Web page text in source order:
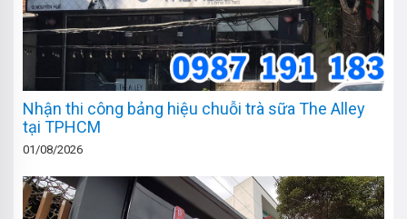
Nhận thi công bảng hiệu chuỗi trà sữa The Alley
tại TPHCM
01/08/2026